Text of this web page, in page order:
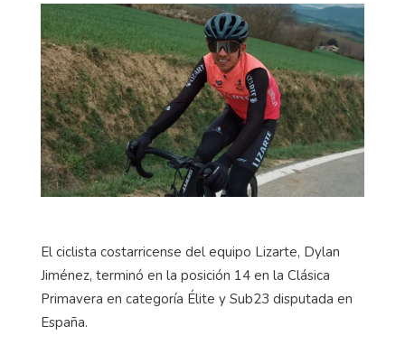
El ciclista costarricense del equipo Lizarte, Dylan
Jiménez, terminó en la posición 14 en la Clásica
Primavera en categoría Élite y Sub23 disputada en
España.